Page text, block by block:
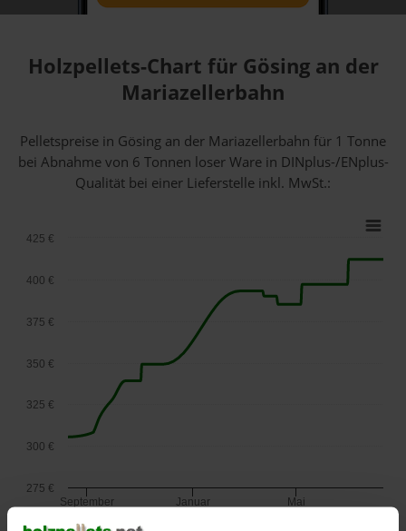
Holzpellets-Chart für Gösing an der
Mariazellerbahn
Pelletspreise in Gösing an der Mariazellerbahn für 1 Tonne
bei Abnahmevon 6 Tonnen loser Warein DINplus-/ENplus-
Qualität bei einer Lieferstelle inkl. MwSt.:
September
Januar
Mai
275 €
300 €
325 €
350 €
375 €
400 €
425 €